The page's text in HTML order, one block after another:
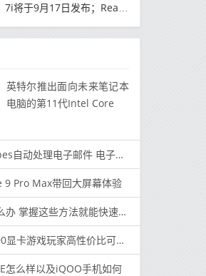
17日发布；Realme 7i的完整规格并导致泄漏
英特尔推出面向未来笔记本
电脑的第11代Intel Core
处理电子邮件 电子表格或Web数据
Pro Max带回大屏幕体验
掌握这些方法就能快速解决
卡游戏玩家高性价比可选产品
怎么样以及iQOO手机如何